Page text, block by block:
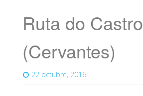
Ruta do Castro
(Cervantes)
22 octubre, 2016